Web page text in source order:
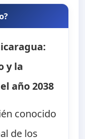
y la
año 2038
conocido
de los